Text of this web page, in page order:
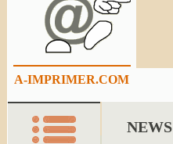
A-IMPRIMER.COM
NEWS